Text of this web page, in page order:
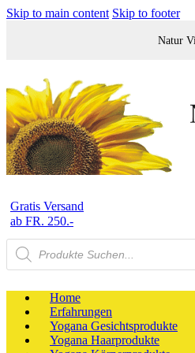
Skip to main content Skip to footer
Natur
Gratis Versand
ab FR. 250.-
Products
search
Home
Erfahrungen
Yogana Gesichtsprodukte
Yogana Haarprodukte
Adresse